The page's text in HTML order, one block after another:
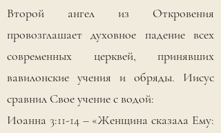
Второй ангел из Откровения
провозглашает духовное падение всех
современных церквей, принявших
вавилонские учения и обряды. Иисус
сравнил Свое учение с водой:
Иоанна 3:11-14 – «Женщина сказала Ему: